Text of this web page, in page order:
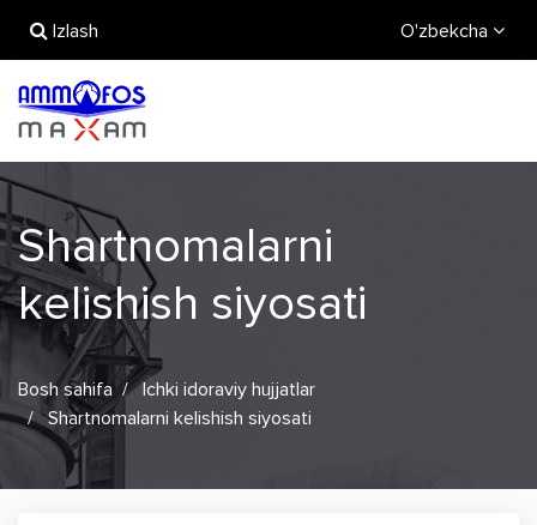
Izlash O'zbekcha
Shartnomalarni
kelishish siyosati
Bosh sahifa
Ichki idoraviy hujjatlar
Shartnomalarni kelishish siyosati